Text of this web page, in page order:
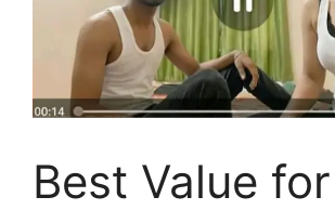
Best Value for